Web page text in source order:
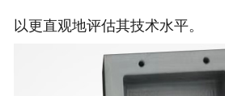
以更直观地评估其技术水平。